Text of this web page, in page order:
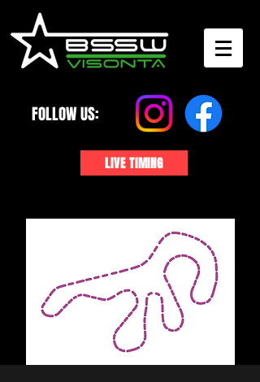
FOLLOW US:
LIVE TIMING